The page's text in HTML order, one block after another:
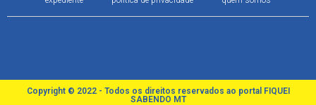
Copyright © 2022 - Todos os direitos reservados ao portal FIQUEI
SABENDO MT